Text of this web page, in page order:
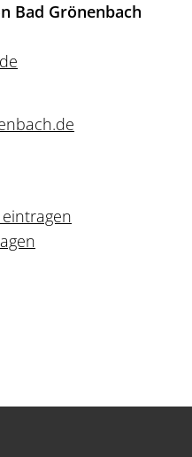
Bad Grönenbach